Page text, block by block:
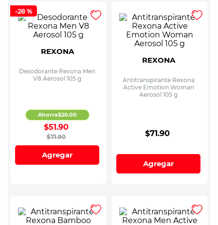
-28 %
REXONA
Desodorante Rexona Men
V8 Aerosol 105 g
$71.90
$51.90
Ahorra$20.00
Agregar
REXONA
Antitranspirante Rexona
Active Emotion Woman
Aerosol 105 g
$71.90
Agregar